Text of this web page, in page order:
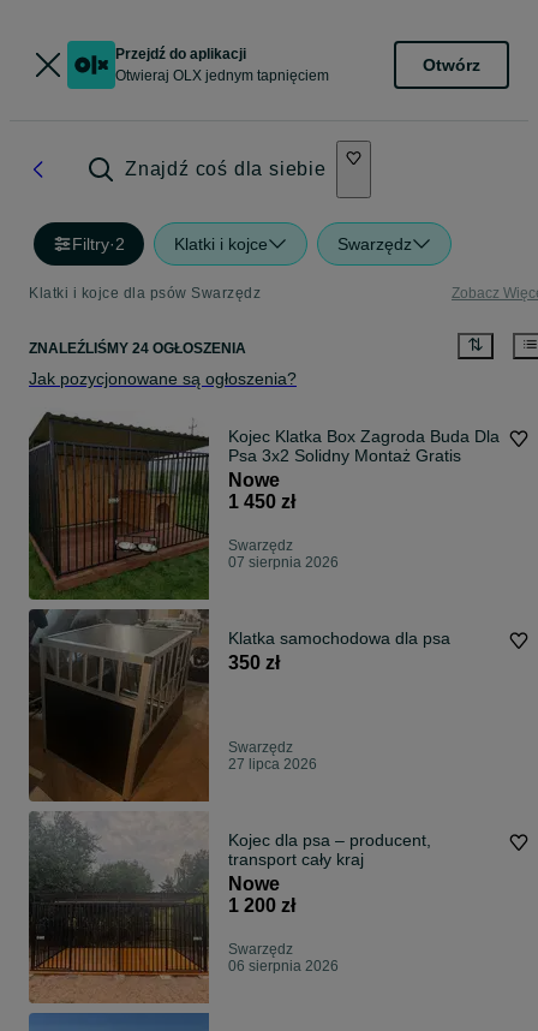
Przejdź do aplikacji
Otwieraj OLX jednym tapnięciem
Otwórz
Znajdź coś dla siebie
Filtry·2 Klatki i kojce Swarzędz
Klatki i kojce dla psów Swarzędz Zobacz
ZNALEŹLIŚMY 24 OGŁOSZENIA
Jak pozycjonowane są ogłoszenia?
Kojec Klatka Box Zagroda Buda Dla
Psa 3x2 Solidny Montaż Gratis
Nowe
1 450 zł
Swarzędz
07 sierpnia 2026
Klatka samochodowa dla psa
350 zł
Swarzędz
27 lipca 2026
Kojec dla psa – producent,
transport cały kraj
Nowe
1 200 zł
Swarzędz
06 sierpnia 2026